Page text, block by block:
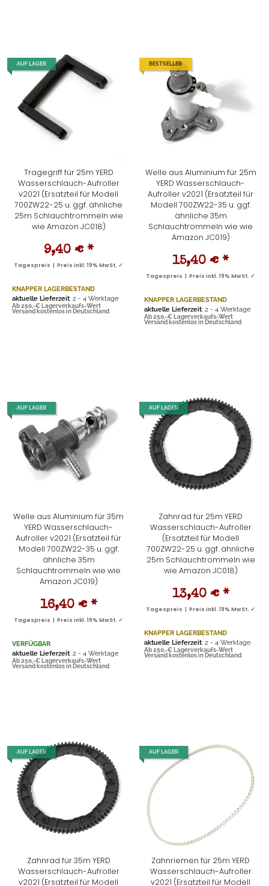
AUF LAGER
Tragegriff für 25m YERD
Wasserschlauch-Aufroller
v2021 (Ersatzteil für Modell
700ZW22-25 u. ggf. ähnliche
25m Schlauchtrommeln wie
wie Amazon JC018)
9,40 € *
Tagespreis | Preis inkl. 19% MwSt. ✓
KNAPPER LAGERBESTAND
aktuelle Lieferzeit: 2 - 4 Werktage
Ab 250,-€ Lagerverkaufs-Wert
Versand kostenlos in Deutschland
BESTSELLER
Welle aus Aluminium für 25m
YERD Wasserschlauch-
Aufroller v2021 (Ersatzteil für
Modell 700ZW22-35 u. ggf.
ähnliche 35m
Schlauchtrommeln wie wie
Amazon JC019)
15,40 € *
Tagespreis | Preis inkl. 19% MwSt. ✓
KNAPPER LAGERBESTAND
aktuelle Lieferzeit: 2 - 4 Werktage
Ab 250,-€ Lagerverkaufs-Wert
Versand kostenlos in Deutschland
AUF LAGER
Welle aus Aluminium für 35m
YERD Wasserschlauch-
Aufroller v2021 (Ersatzteil für
Modell 700ZW22-35 u. ggf.
ähnliche 35m
Schlauchtrommeln wie wie
Amazon JC019)
16,40 € *
Tagespreis | Preis inkl. 19% MwSt. ✓
VERFÜGBAR
aktuelle Lieferzeit: 2 - 4 Werktage
Ab 250,-€ Lagerverkaufs-Wert
Versand kostenlos in Deutschland
AUF LAGER
Zahnrad für 25m YERD
Wasserschlauch-Aufroller
(Ersatzteil für Modell
700ZW22-25 u. ggf. ähnliche
25m Schlauchtrommeln wie
wie Amazon JC018)
13,40 € *
Tagespreis | Preis inkl. 19% MwSt. ✓
KNAPPER LAGERBESTAND
aktuelle Lieferzeit: 2 - 4 Werktage
Ab 250,-€ Lagerverkaufs-Wert
Versand kostenlos in Deutschland
AUF LAGER
Zahnrad für 35m YERD
Wasserschlauch-Aufroller
v2021 (Ersatzteil für Modell
AUF LAGER
Zahnriemen für 25m YERD
Wasserschlauch-Aufroller
v2021 (Ersatzteil für Modell